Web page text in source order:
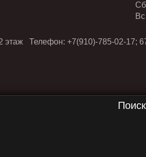
Телефон: +7(910)-785-02-17;
Поиск